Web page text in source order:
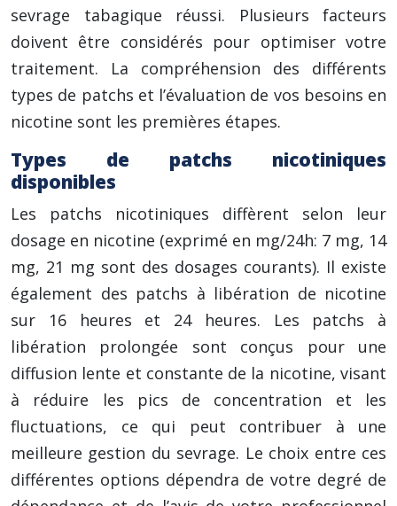
sevrage tabagique réussi. Plusieurs facteurs
doivent être considérés pour optimiser votre
traitement. La compréhension des différents
types de patchs et l’évaluation de vos besoins en
nicotine sont les premières étapes.
Types de patchs nicotiniques
disponibles
Les patchs nicotiniques diffèrent selon leur
dosage en nicotine (exprimé en mg/24h: 7 mg, 14
mg, 21 mg sont des dosages courants). Il existe
également des patchs à libération de nicotine
sur 16 heures et 24 heures. Les patchs à
libération prolongée sont conçus pour une
diffusion lente et constante de la nicotine, visant
à réduire les pics de concentration et les
fluctuations, ce qui peut contribuer à une
meilleure gestion du sevrage. Le choix entre ces
différentes options dépendra de votre degré de